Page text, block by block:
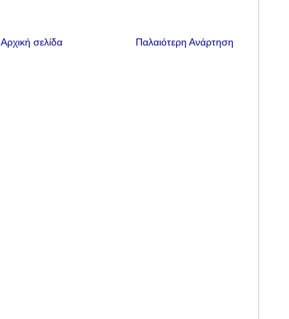
Παλαιότερη Ανάρτηση
Αρχική σελίδα